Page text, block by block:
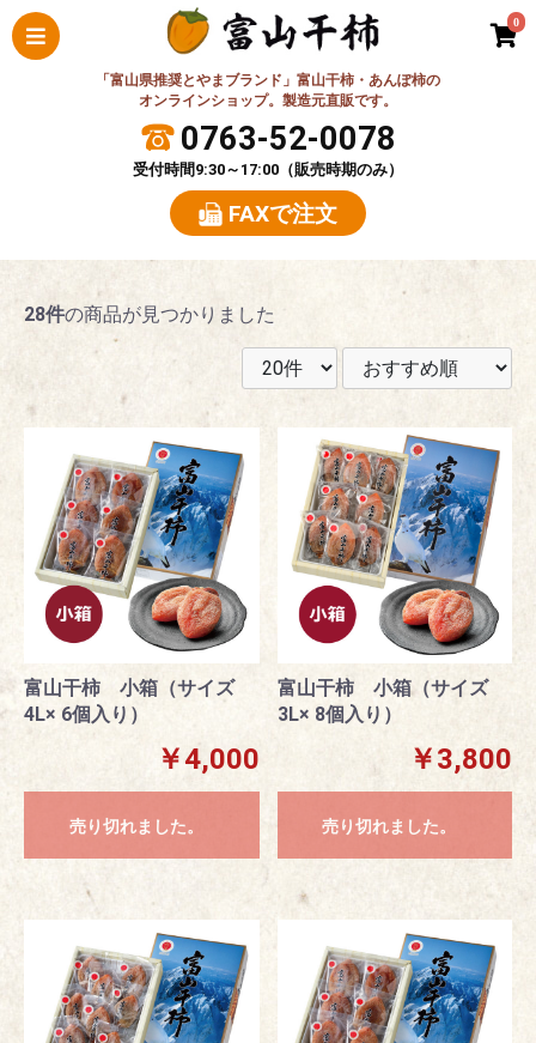
「富山県推奨とやまブランド」富山干柿・あんぽ柿の
オンラインショップ。製造元直販です。
0763-52-0078
受付時間9:30～17:00（販売時期のみ）
FAXで注文
0
28件の商品が見つかりました
富山干柿 小箱（サイズ
4L× 6個入り）
￥4,000
売り切れました。
富山干柿 小箱（サイズ
3L× 8個入り）
￥3,800
売り切れました。